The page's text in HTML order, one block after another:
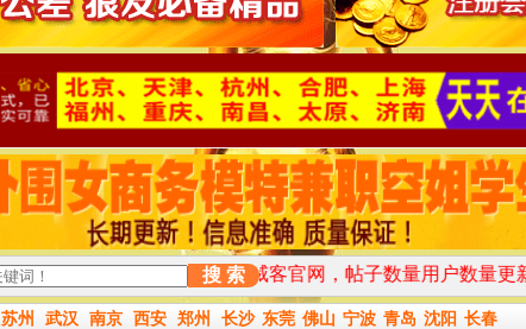
搜 索
本站为小姐威客官网，帖子数量用户数量更新频率均遥遥
苏州 武汉 南京 西安 郑州 长沙 东莞 佛山 宁波 青岛 沈阳 长春